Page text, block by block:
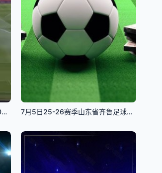
西甲联赛 阿尔梅里亚VS加的斯 20240526 7月5日25-26赛季山东省齐鲁足球超级联赛 淄博齐稷锐思达VS威海文旅集团队